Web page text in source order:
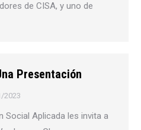
de CISA, y uno de
Presentación
2023
Social Aplicada les invita a